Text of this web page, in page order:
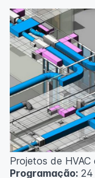
ou tablet.
Outras
O curso pode
inscritos serão
O IPETEC
caso não atinja o
Professor(a):
Projetos de
Programação: 24